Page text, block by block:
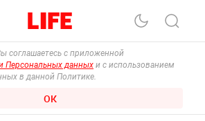
соглашаетесь с приложенной
Персональных данных и с использованием
в данной Политике.
ОК